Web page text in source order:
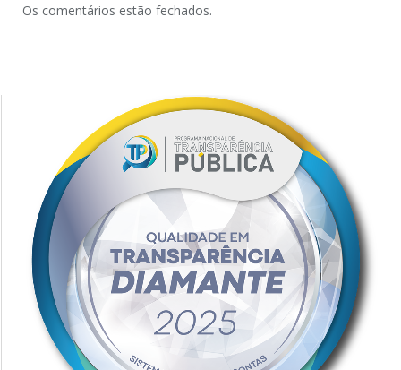
Os comentários estão fechados.